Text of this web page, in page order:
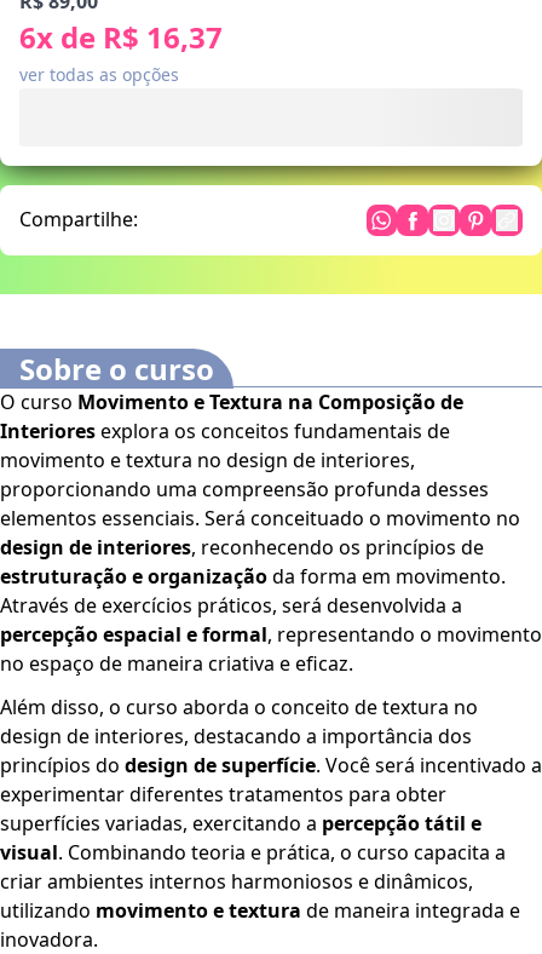
6x de R$ 16,37
ver todas as opções
Compartilhe:
Sobre o curso
O curso Movimento e Textura na Composição de
Interioresexplora os conceitos fundamentais de
movimento e textura no design de interiores,
proporcionando uma compreensão profunda desses
elementos essenciais. Será conceituado o movimento no
design de interiores, reconhecendo os princípios de
estruturação e organizaçãoda forma em movimento.
Através de exercícios práticos, será desenvolvida a
percepção espacial e formal, representando o movimento
no espaço de maneira criativa e eficaz.
Além disso, o curso aborda o conceito de textura no
design de interiores, destacando a importância dos
princípios do design de superfície. Você será incentivado a
experimentar diferentes tratamentos para obter
superfícies variadas, exercitando a percepção tátil e
visual. Combinando teoria e prática, o curso capacita a
criar ambientes internos harmoniosos e dinâmicos,
utilizando movimento e textura de maneira integrada e
inovadora.